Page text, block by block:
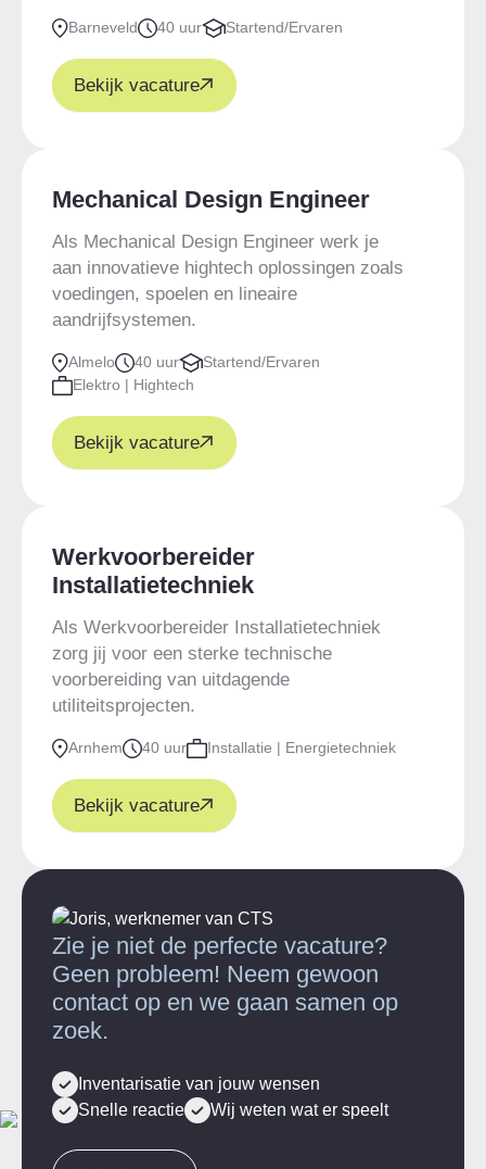
Barneveld 40 uur Startend/Ervaren
Bekijk vacature
Mechanical Design Engineer
Als Mechanical Design Engineer werk je
aan innovatieve hightech oplossingen zoals
voedingen, spoelen en lineaire
aandrijfsystemen.
Almelo 40 uur
Startend/Ervaren
Elektro | Hightech
Bekijk vacature
Werkvoorbereider
Installatietechniek
Als Werkvoorbereider Installatietechniek
zorg jij voor een sterke technische
voorbereiding van uitdagende
utiliteitsprojecten.
Arnhem 40 uur Installatie | Energietechniek
Bekijk vacature
Zie je niet de perfecte vacature?
Geen probleem! Neem gewoon
contact op en we gaan samen op
zoek.
Inventarisatie van jouw wensen
Snelle reactie
Wij weten wat er speelt